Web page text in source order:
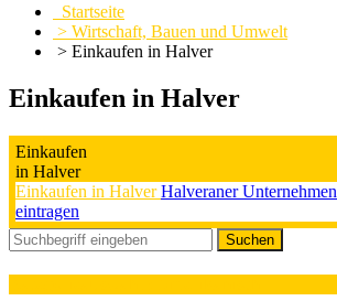
Startseite
> Wirtschaft, Bauen und Umwelt
> Einkaufen in Halver
Einkaufen in Halver
Einkaufen
in Halver
Einkaufen in HalverHalveraner Unternehmen
eintragen